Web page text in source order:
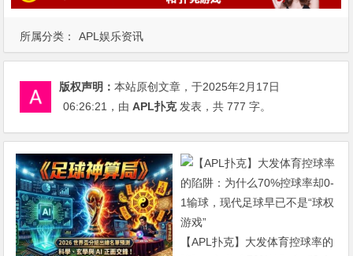
所属分类： APL娱乐资讯
版权声明：本站原创文章，于2025年2月17日
06:26:21 ，由APL扑克发表，共 777 字。
【APL扑克】大发体育控球率的